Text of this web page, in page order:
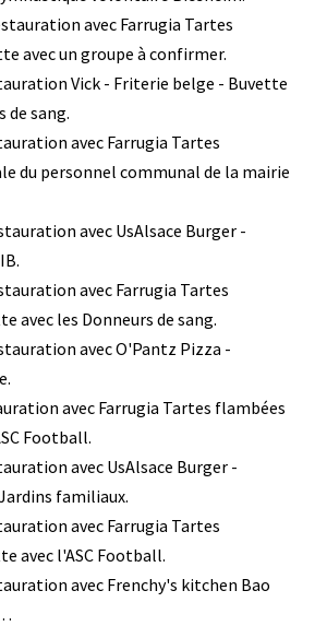
avec Farrugia Tartes
avec un groupe à confirmer.
Vick - Friterie belge - Buvette
de sang.
avec Farrugia Tartes
du personnel communal de la mairie
avec UsAlsace Burger -
avec Farrugia Tartes
avec les Donneurs de sang.
avec O'Pantz Pizza -
avec Farrugia Tartes flambées
Football.
avec UsAlsace Burger -
familiaux.
avec Farrugia Tartes
avec l'ASC Football.
avec Frenchy's kitchen Bao